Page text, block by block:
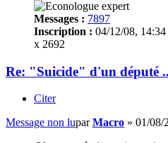
Messages : 7897
Inscription : 04/12/08, 14:34
x 2692
Re: "Suicide" d'un député
Citer
Message non luparMacro » 01/08/